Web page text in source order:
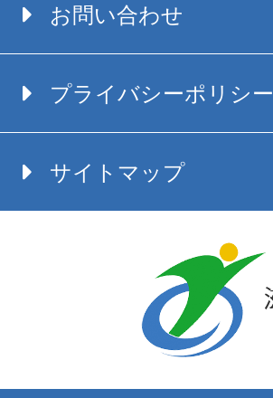
お問い合わせ
プライバシーポリシー
サイトマップ